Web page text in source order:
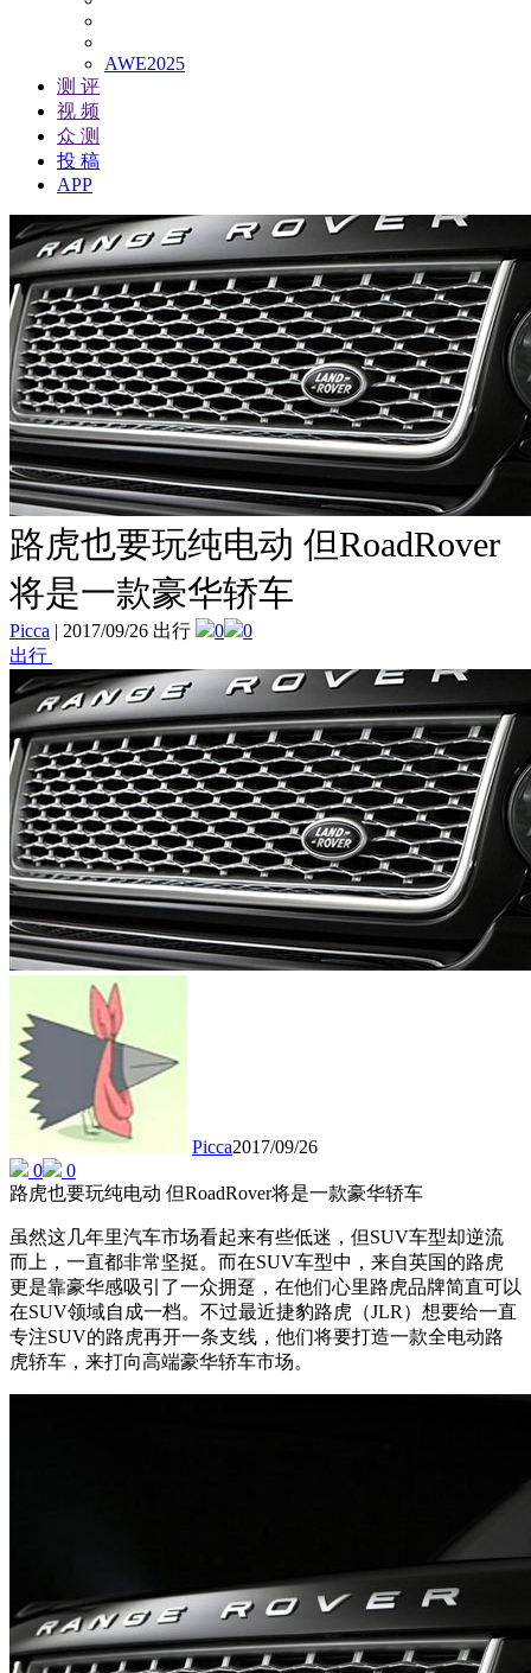
AWE2025
测 评
视 频
众 测
投 稿
APP
路虎也要玩纯电动 但RoadRover
将是一款豪华轿车
Picca | 2017/09/26 出行 0
0
出行
Picca2017/09/26
0
0
路虎也要玩纯电动 但RoadRover将是一款豪华轿车
虽然这几年里汽车市场看起来有些低迷，但SUV车型却逆流
而上，一直都非常坚挺。而在SUV车型中，来自英国的路虎
更是靠豪华感吸引了一众拥趸，在他们心里路虎品牌简直可以
在SUV领域自成一档。不过最近捷豹路虎（JLR）想要给一直
专注SUV的路虎再开一条支线，他们将要打造一款全电动路
虎轿车，来打向高端豪华轿车市场。